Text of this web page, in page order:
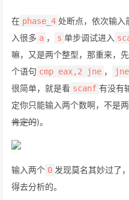
在 phase_4 处断点，依次输入
入很多 a ， s 单步调试进入
嘛，又是两个整型，那重来，先
个语句 cmp eax,2 jne ， jne
很简单，就是看 scanf 有没有
定你只能输入两个数啊，不是
肯定的)。
输入两个 0 发现莫名其妙过了
得去分析的。